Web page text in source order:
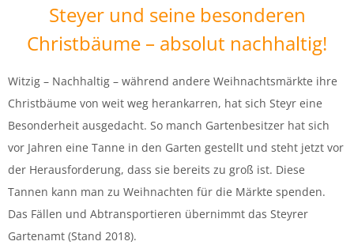
Steyer und seine besonderen
Christbäume – absolut nachhaltig!
Witzig – Nachhaltig – während andere Weihnachtsmärkte ihre
Christbäume von weit weg herankarren, hat sich Steyr eine
Besonderheit ausgedacht. So manch Gartenbesitzer hat sich
vor Jahren eine Tanne in den Garten gestellt und steht jetzt vor
der Herausforderung, dass sie bereits zu groß ist. Diese
Tannen kann man zu Weihnachten für die Märkte spenden.
Das Fällen und Abtransportieren übernimmt das Steyrer
Gartenamt (Stand 2018).